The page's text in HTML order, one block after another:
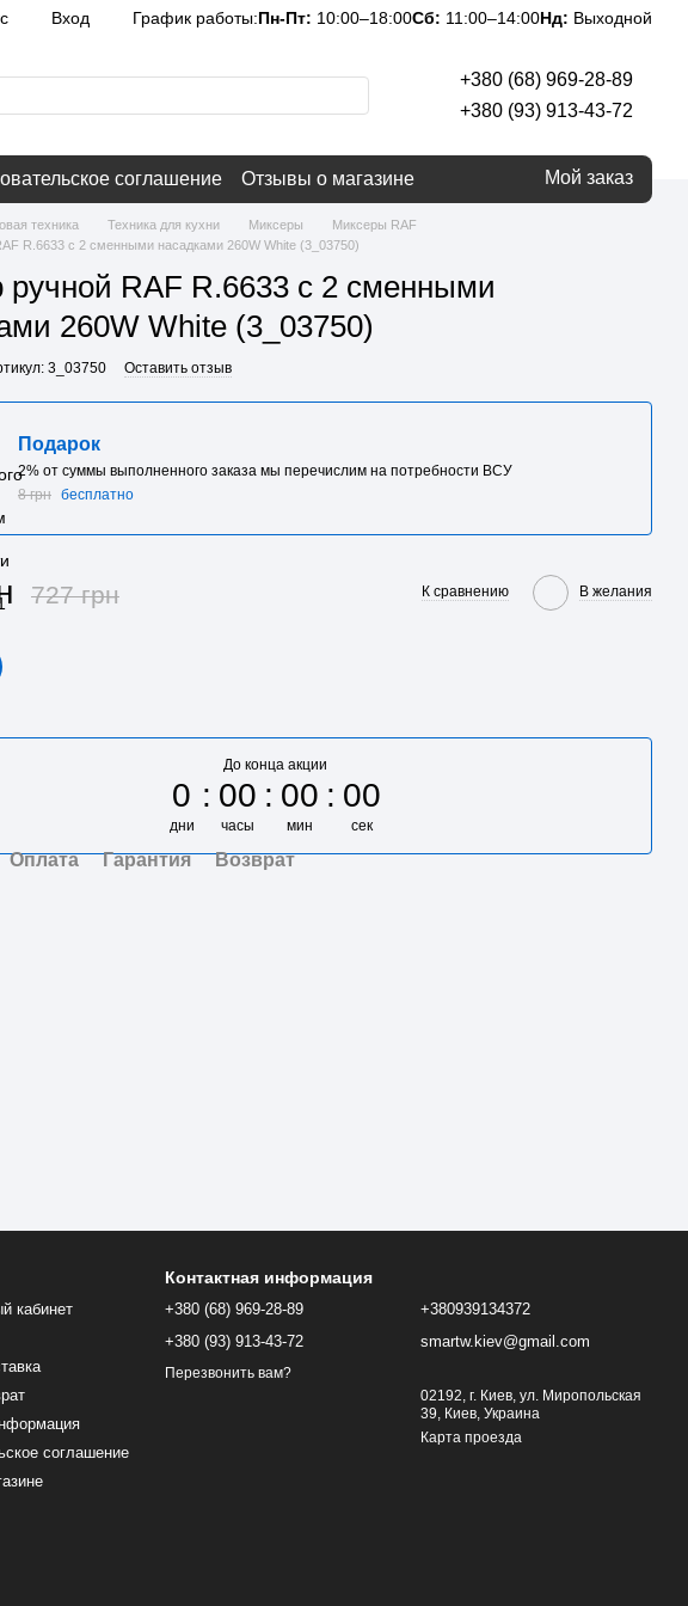
Вход График работы:Пн-Пт: 10:00–18:00Сб: 11:00–14:00Нд: Выходной
+380 (68) 969-28-89
+380 (93) 913-43-72
соглашение Отзывы о магазине Мой заказ
техника Техника для кухни Миксеры
Миксеры RAF
R.6633 с 2 сменными насадками 260W White (3_03750)
ручной RAF R.6633 с 2 сменными
260W White (3_03750)
3_03750 Оставить отзыв
Подарок
2% от суммы выполненного заказа мы перечислим на потребности BCУ
8 грн бесплатно
727 грн К сравнению В желания
До конца акции
0
дни
00
часы
00
мин
00
сек
Оплата Гарантия Возврат
кабинет
соглашение
Контактная информация
+380 (68) 969-28-89
+380 (93) 913-43-72
Перезвонить вам?
+380939134372
smartw.kiev@gmail.com
02192, г. Киев, ул. Миропольская
39, Киев, Украина
Карта проезда